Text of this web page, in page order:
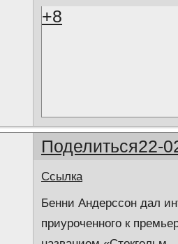
+8
Поделиться22-
Ссылка
Бенни Андерссон дал
приуроченного к